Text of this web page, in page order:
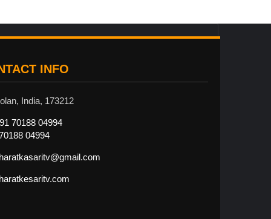
INFO
India, 173212
70188 04994
04994